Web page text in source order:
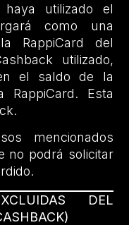
utilizado el
como una
RappiCard del
utilizado,
el saldo de la
Esta
mencionados
no podrá solicitar
DEL